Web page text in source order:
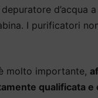
d’acqua
I purificatori
molto importante,
qualificata